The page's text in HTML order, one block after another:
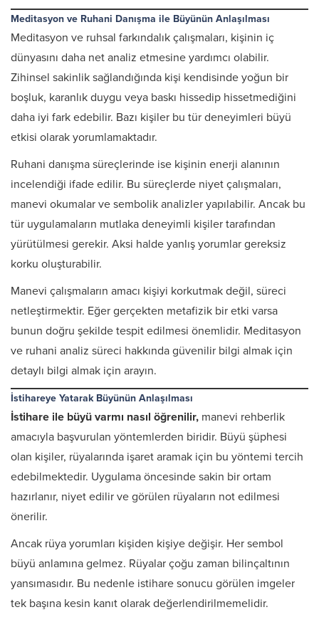
Meditasyon ve Ruhani Danışma ile Büyünün Anlaşılması
Meditasyon ve ruhsal farkındalık çalışmaları, kişinin iç
dünyasını daha net analiz etmesine yardımcı olabilir.
Zihinsel sakinlik sağlandığında kişi kendisinde yoğun bir
boşluk, karanlık duygu veya baskı hissedip hissetmediğini
daha iyi fark edebilir. Bazı kişiler bu tür deneyimleri büyü
etkisi olarak yorumlamaktadır.
Ruhani danışma süreçlerinde ise kişinin enerji alanının
incelendiği ifade edilir. Bu süreçlerde niyet çalışmaları,
manevi okumalar ve sembolik analizler yapılabilir. Ancak bu
tür uygulamaların mutlaka deneyimli kişiler tarafından
yürütülmesi gerekir. Aksi halde yanlış yorumlar gereksiz
korku oluşturabilir.
Manevi çalışmaların amacı kişiyi korkutmak değil, süreci
netleştirmektir. Eğer gerçekten metafizik bir etki varsa
bunun doğru şekilde tespit edilmesi önemlidir. Meditasyon
ve ruhani analiz süreci hakkında güvenilir bilgi almak için
detaylı bilgi almak için arayın.
İstihareye Yatarak Büyünün Anlaşılması
İstihare ile büyü varmı nasıl öğrenilir, manevi rehberlik
amacıyla başvurulan yöntemlerden biridir. Büyü şüphesi
olan kişiler, rüyalarında işaret aramak için bu yöntemi tercih
edebilmektedir. Uygulama öncesinde sakin bir ortam
hazırlanır, niyet edilir ve görülen rüyaların not edilmesi
önerilir.
Ancak rüya yorumları kişiden kişiye değişir. Her sembol
büyü anlamına gelmez. Rüyalar çoğu zaman bilinçaltının
yansımasıdır. Bu nedenle istihare sonucu görülen imgeler
tek başına kesin kanıt olarak değerlendirilmemelidir.